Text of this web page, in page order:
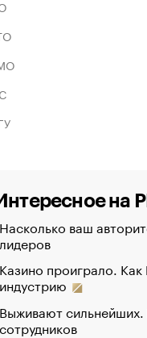
на
Насколько ваш
лидеров
Казино проиграло.
индустрию
Выживают
сотрудников